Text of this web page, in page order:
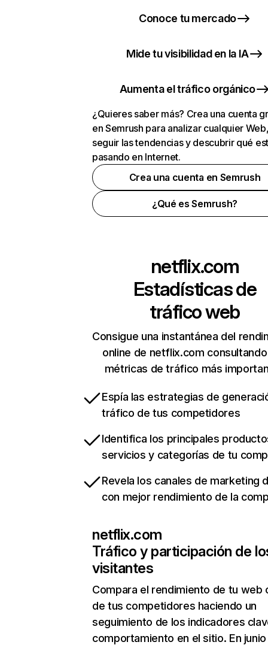
Conoce tu mercado
Mide tu visibilidad en la IA
Aumenta el tráfico orgánico
¿Quieres saber más? Crea una cuenta
en Semrush para analizar cualquier
seguir las tendencias y descubrir qué
pasando en Internet.
Crea una cuenta en Semrush
¿Qué es Semrush?
netflix.com
Estadísticas de
tráfico web
Consigue una instantánea del
online de netflix.com
métricas de tráfico más
Espía las estrategias de
tráfico de tus competidores
Identifica los principales
servicios y categorías de tu
Revela los canales de marketing
con mejor rendimiento de la
netflix.com
Tráfico y participación de
visitantes
Compara el rendimiento de tu web
de tus competidores haciendo un
seguimiento de los indicadores
comportamiento en el sitio. En junio